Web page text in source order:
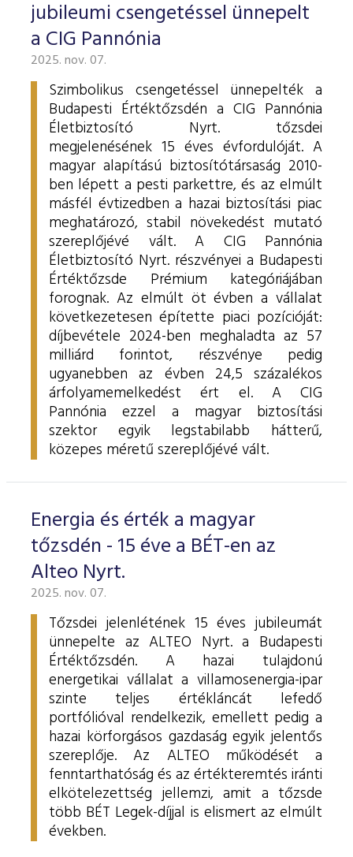
jubileumi csengetéssel ünnepelt
a CIG Pannónia
2025. nov. 07.
Szimbolikus csengetéssel ünnepelték a
Budapesti Értéktőzsdén a CIG Pannónia
Életbiztosító Nyrt. tőzsdei
megjelenésének 15 éves évfordulóját. A
magyar alapítású biztosítótársaság 2010-
ben lépett a pesti parkettre, és az elmúlt
másfél évtizedben a hazai biztosítási piac
meghatározó, stabil növekedést mutató
szereplőjévé vált. A CIG Pannónia
Életbiztosító Nyrt. részvényei a Budapesti
Értéktőzsde Prémium kategóriájában
forognak. Az elmúlt öt évben a vállalat
következetesen építette piaci pozícióját:
díjbevétele 2024-ben meghaladta az 57
milliárd forintot, részvénye pedig
ugyanebben az évben 24,5 százalékos
árfolyamemelkedést ért el. A CIG
Pannónia ezzel a magyar biztosítási
szektor egyik legstabilabb hátterű,
közepes méretű szereplőjévé vált.
Energia és érték a magyar
tőzsdén - 15 éve a BÉT-en az
Alteo Nyrt.
2025. nov. 07.
Tőzsdei jelenlétének 15 éves jubileumát
ünnepelte az ALTEO Nyrt. a Budapesti
Értéktőzsdén. A hazai tulajdonú
energetikai vállalat a villamosenergia-ipar
szinte teljes értékláncát lefedő
portfólióval rendelkezik, emellett pedig a
hazai körforgásos gazdaság egyik jelentős
szereplője. Az ALTEO működését a
fenntarthatóság és az értékteremtés iránti
elkötelezettség jellemzi, amit a tőzsde
több BÉT Legek-díjjal is elismert az elmúlt
években.